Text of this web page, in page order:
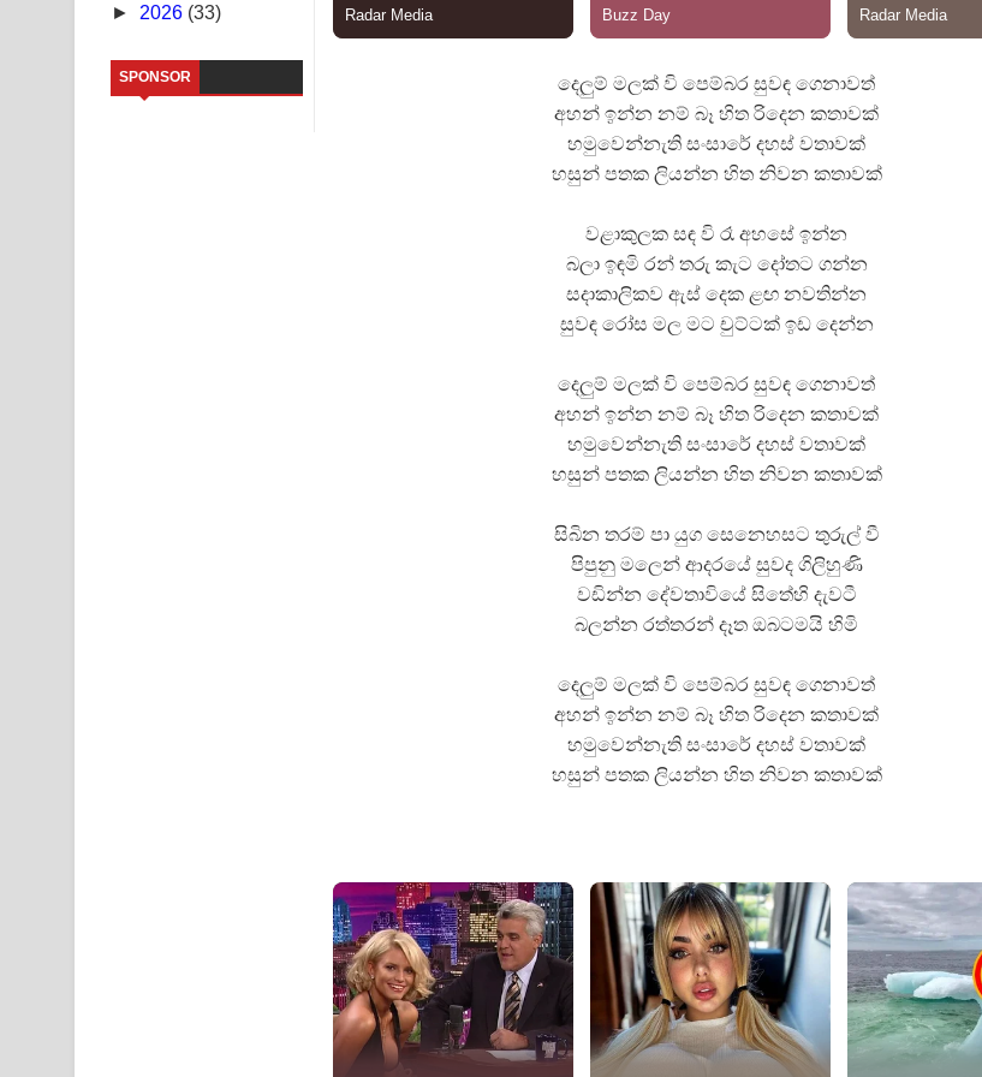
Aramuna Song Lyrics - අරමුණ ගීතයේ පද පෙළ
Sandata Duka Hithila Song Lyrics - සඳට දුක හිතිලා ගීතයේ පද පෙළ
Dannawada Mawa Song Lyrics - දන්නවාද මාව ගීතයේ පද පෙළ
► 2026 (33)
SPONSOR
දෙලුම් මලක් වි පෙම්බර සුවඳ ගෙනාවත්
අහන් ඉන්න නම් බෑ හිත රිදෙන කතාවක්
හමුවෙන්නැති සංසාරේ දහස් වතාවක්
හසුන් පතක ලියන්න හිත නිවන කතාවක්
වළාකුලක සඳ වි රෑ අහසේ ඉන්න
බලා ඉඳමි රන් තරු කැට දෝතට ගන්න
සදාකාලිකව ඇස් දෙක ළඟ නවතින්න
සුවඳ රෝස මල මට චුට්ටක් ඉඩ දෙන්න
දෙලුම් මලක් වි පෙම්බර සුවඳ ගෙනාවත්
අහන් ඉන්න නම් බෑ හිත රිදෙන කතාවක්
හමුවෙන්නැති සංසාරේ දහස් වතාවක්
හසුන් පතක ලියන්න හිත නිවන කතාවක්
සිබින තරම් පා යුග සෙනෙහසට තුරුල් වී
පිපුනු මලෙන් ආදරයේ සුවද ගිලිහුණි
වඩින්න දේවතාවියේ සිතේහි දැවටී
බලන්න රත්තරන් දෑත ඔබටමයි හිමි
දෙලුම් මලක් වි පෙම්බර සුවඳ ගෙනාවත්
අහන් ඉන්න නම් බෑ හිත රිදෙන කතාවක්
හමුවෙන්නැති සංසාරේ දහස් වතාවක්
හසුන් පතක ලියන්න හිත නිවන කතාවක්